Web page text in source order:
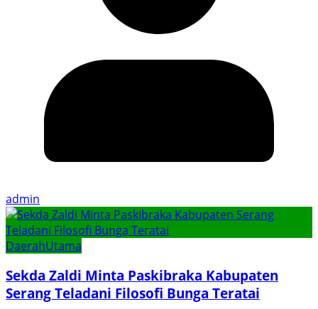
admin
DaerahUtama
Sekda Zaldi Minta Paskibraka Kabupaten
Serang Teladani Filosofi Bunga Teratai